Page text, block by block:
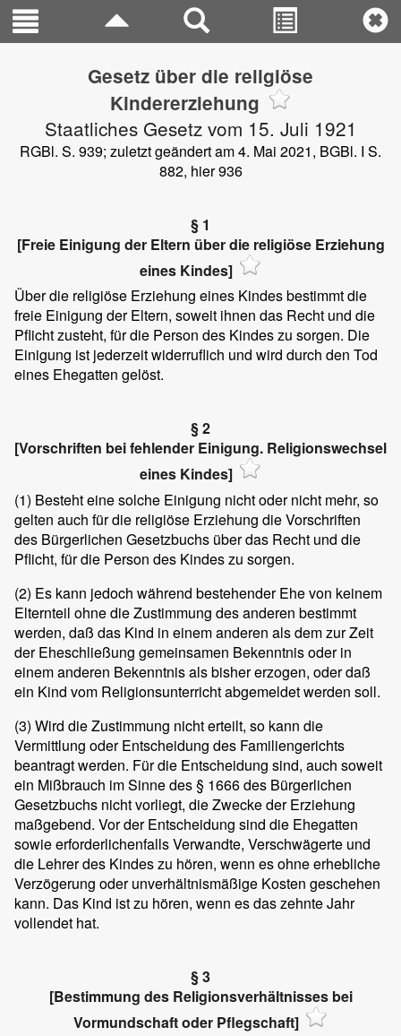
Gesetz über die religiöse
Kindererziehung
Staatliches Gesetz vom 15. Juli 1921
RGBl. S. 939; zuletzt geändert am 4. Mai 2021, BGBl. I S.
882, hier 936
§ 1
[Freie Einigung der Eltern über die religiöse Erziehung
eines Kindes]
Über die religiöse Erziehung eines Kindes bestimmt die
freie Einigung der Eltern, soweit ihnen das Recht und die
Pflicht zusteht, für die Person des Kindes zu sorgen. Die
Einigung ist jederzeit widerruflich und wird durch den Tod
eines Ehegatten gelöst.
§ 2
[Vorschriften bei fehlender Einigung. Religionswechsel
eines Kindes]
(1) Besteht eine solche Einigung nicht oder nicht mehr, so
gelten auch für die religiöse Erziehung die Vorschriften
des Bürgerlichen Gesetzbuchs über das Recht und die
Pflicht, für die Person des Kindes zu sorgen.
(2) Es kann jedoch während bestehender Ehe von keinem
Elternteil ohne die Zustimmung des anderen bestimmt
werden, daß das Kind in einem anderen als dem zur Zeit
der Eheschließung gemeinsamen Bekenntnis oder in
einem anderen Bekenntnis als bisher erzogen, oder daß
ein Kind vom Religionsunterricht abgemeldet werden soll.
(3) Wird die Zustimmung nicht erteilt, so kann die
Vermittlung oder Entscheidung des Familiengerichts
beantragt werden. Für die Entscheidung sind, auch soweit
ein Mißbrauch im Sinne des § 1666 des Bürgerlichen
Gesetzbuchs nicht vorliegt, die Zwecke der Erziehung
maßgebend. Vor der Entscheidung sind die Ehegatten
sowie erforderlichenfalls Verwandte, Verschwägerte und
die Lehrer des Kindes zu hören, wenn es ohne erhebliche
Verzögerung oder unverhältnismäßige Kosten geschehen
kann. Das Kind ist zu hören, wenn es das zehnte Jahr
vollendet hat.
§ 3
[Bestimmung des Religionsverhältnisses bei
Vormundschaft oder Pflegschaft]